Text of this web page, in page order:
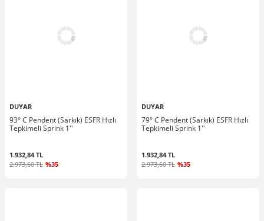
DUYAR
93° C Pendent (Sarkık) ESFR Hızlı
Tepkimeli Sprink 1''
1.932,84 TL
2.973,60 TL %35
DUYAR
79° C Pendent (Sarkık) ESFR Hızlı
Tepkimeli Sprink 1''
1.932,84 TL
2.973,60 TL %35